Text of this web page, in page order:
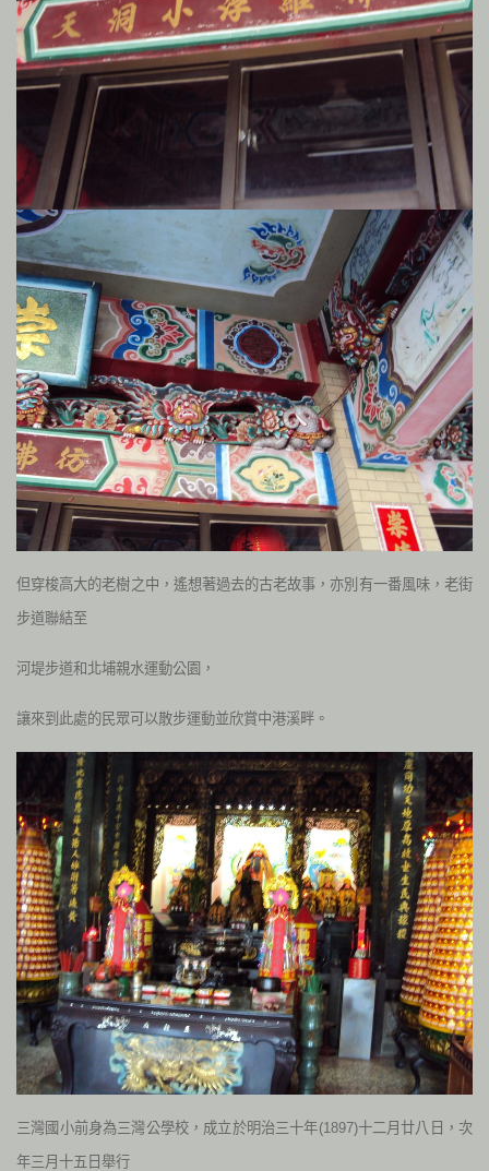
但穿梭高大的老樹之中，遙想著過去的古老故事，亦別有一番風味，老街
步道聯結至
河堤步道和北埔親水運動公園，
讓來到此處的民眾可以散步運動並欣賞中港溪畔。
三灣國小前身為三灣公學校，成立於明治三十年(1897)十二月廿八日，次
年三月十五日舉行